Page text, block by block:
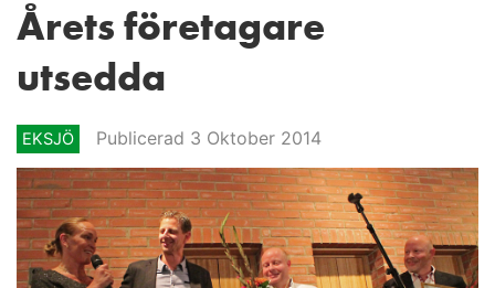
Årets företagare
utsedda
EKSJÖ Publicerad 3 Oktober 2014